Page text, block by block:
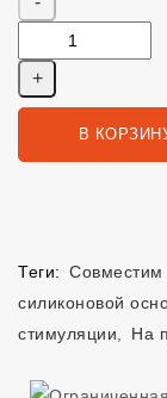
В
Теги: Совместим
силиконовой
стимуляции
На